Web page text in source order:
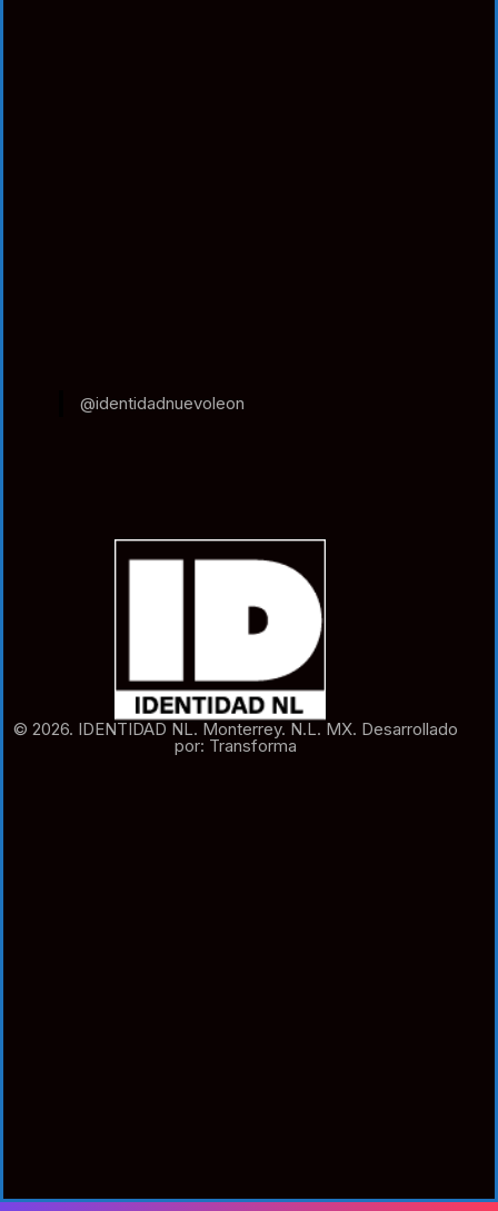
@identidadnuevoleon
© 2026. IDENTIDAD NL. Monterrey. N.L. MX. Desarrollado
por: Transforma